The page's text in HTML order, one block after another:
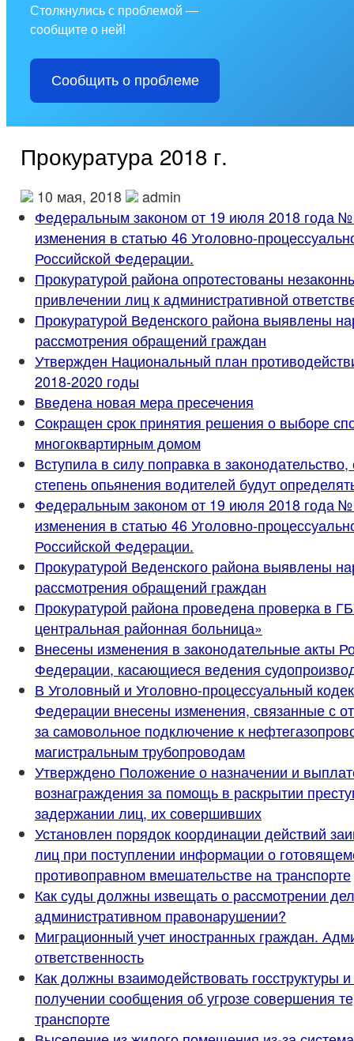
Столкнулись с проблемой —
сообщите о ней!
Сообщить о проблеме
Прокуратура 2018 г.
10 мая, 2018
admin
Федеральным законом от 19 июля 2018 года
изменения в статью 46 Уголовно-
Российской Федерации.
Прокуратурой района опротестованы
привлечении лиц к административной
Прокуратурой Веденского района выявлены
рассмотрения обращений граждан
Утвержден Национальный план
2018-2020 годы
Введена новая мера пресечения
Сокращен срок принятия решения о выборе
многоквартирным домом
Вступила в силу поправка в законодательство,
степень опьянения водителей будут
Федеральным законом от 19 июля 2018 года
изменения в статью 46 Уголовно-
Российской Федерации.
Прокуратурой Веденского района выявлены
рассмотрения обращений граждан
Прокуратурой района проведена проверка в
центральная районная больница»
Внесены изменения в законодательные акты
Федерации, касающиеся ведения
В Уголовный и Уголовно-процессуальный
Федерации внесены изменения, связанные с
за самовольное подключение к
магистральным трубопроводам
Утверждено Положение о назначении и
вознаграждения за помощь в раскрытии
задержании лиц, их совершивших
Установлен порядок координации действий
лиц при поступлении информации о
противоправном вмешательстве на транспорте
Как суды должны извещать о рассмотрении
административном правонарушении?
Миграционный учет иностранных граждан.
ответственность
Как должны взаимодействовать госструктуры
получении сообщения об угрозе совершения
транспорте